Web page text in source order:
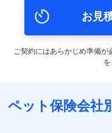
お見
ご契約にはあらかじめ準備が
ペット保険会社